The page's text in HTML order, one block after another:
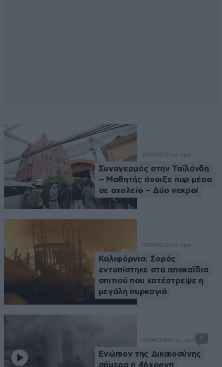
ΚΟΣΜΟΣ 1 ω. πριν
Συναγερμός στην Ταϊλάνδη
– Μαθητής άνοιξε πυρ μέσα
σε σχολείο – Δύο νεκροί
ΚΟΣΜΟΣ 1 ω. πριν
Καλιφόρνια: Σορός
εντοπίστηκε στα αποκαΐδια
σπιτιού που κατέστρεψε η
μεγάλη πυρκαγιά
ΚΟΙΝΩΝΙΑ 1 ω. πριν 2
Ενώπιον της Δικαιοσύνης
σήμερα η 46χρονη